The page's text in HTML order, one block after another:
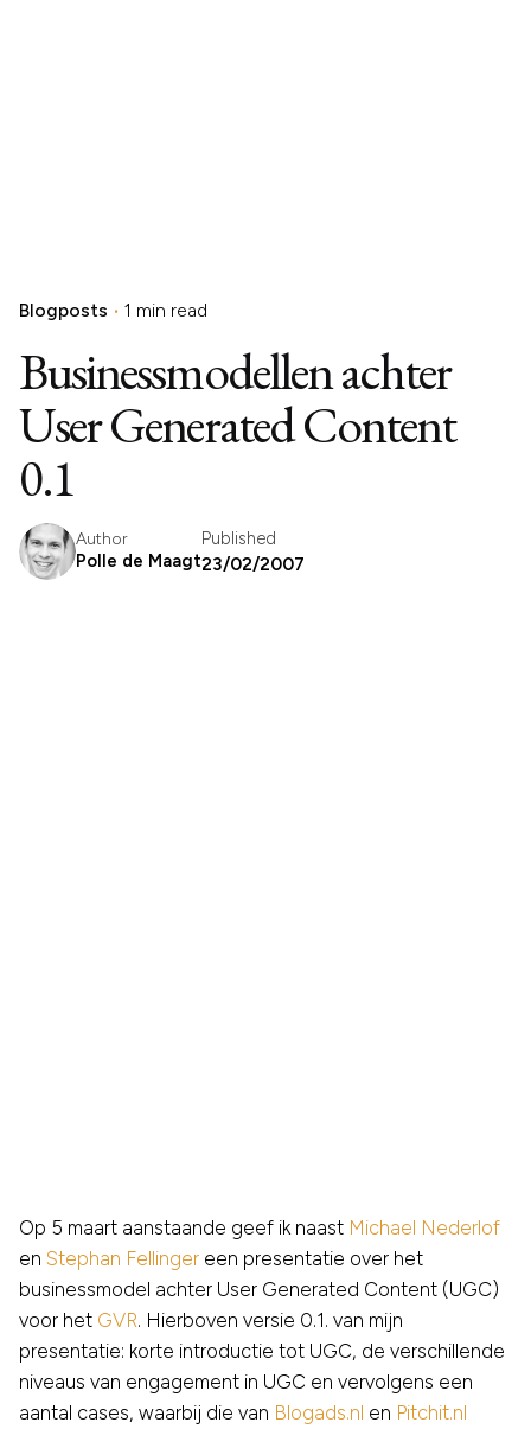
Blogposts 1 min read
Businessmodellen achter
User Generated Content
0.1
Author
Polle de Maagt
Published
23/02/2007
Op 5 maart aanstaande geef ik naast Michael Nederlof
en Stephan Fellinger een presentatie over het
businessmodel achter User Generated Content (UGC)
voor het GVR. Hierboven versie 0.1. van mijn
presentatie: korte introductie tot UGC, de verschillende
niveaus van engagement in UGC en vervolgens een
aantal cases, waarbij die van Blogads.nl en Pitchit.nl